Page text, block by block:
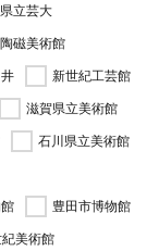
立芸大
磁美術館
新世紀工芸館
滋賀県立美術館
石川県立美術館
豊田市博物館
美術館